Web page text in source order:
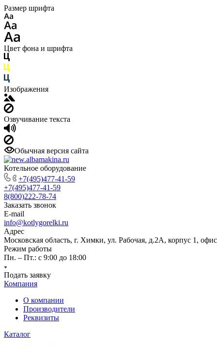
Размер шрифта
Цвет фона и шрифта
Изображения
Озвучивание текста
Обычная версия сайта
Котельное оборудование
+7(495)477-41-59
+7(495)477-41-59
8(800)222-78-74
Заказать звонок
E-mail
info@kotlygorelki.ru
Адрес
Московская область, г. Химки, ул. Рабочая, д.2А, корпус 1,
Режим работы
Пн. – Пт.: с 9:00 до 18:00
Подать заявку
Компания
О компании
Производители
Реквизиты
Каталог